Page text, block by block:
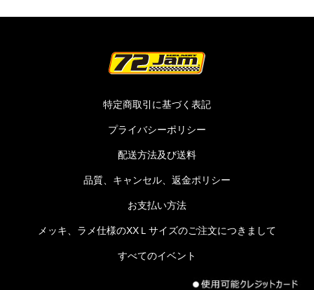
特定商取引に基づく表記
プライバシーポリシー
配送方法及び送料
品質、キャンセル、返金ポリシー
お支払い方法
メッキ、ラメ仕様のXXＬサイズのご注文につきまして
すべてのイベント